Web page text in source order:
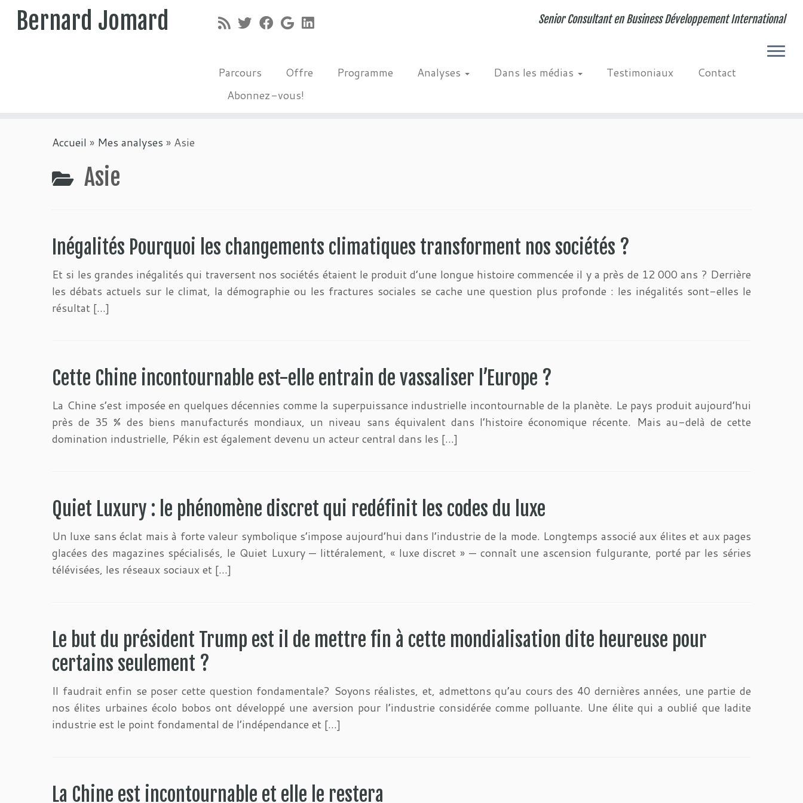
Bernard Jomard Senior Consultant en Business Développement International
Parcours Offre Programme Analyses Dans les médias Testimoniaux
Contact
Abonnez-vous!
Accueil » Mes analyses » Asie
Asie
Inégalités Pourquoi les changements climatiques transforment nos sociétés ?
Et si les grandes inégalités qui traversent nos sociétés étaient le produit d’une longue histoire commencée il y a près de 12 000 ans ? Derrière
les débats actuels sur le climat, la démographie ou les fractures sociales se cache une question plus profonde : les inégalités sont-elles le
résultat […]
Cette Chine incontournable est-elle entrain de vassaliser l’Europe ?
La Chine s’est imposée en quelques décennies comme la superpuissance industrielle incontournable de la planète. Le pays produit aujourd’hui
près de 35 % des biens manufacturés mondiaux, un niveau sans équivalent dans l’histoire économique récente. Mais au-delà de cette
domination industrielle, Pékin est également devenu un acteur central dans les […]
Quiet Luxury : le phénomène discret qui redéfinit les codes du luxe
Un luxe sans éclat mais à forte valeur symbolique s’impose aujourd’hui dans l’industrie de la mode. Longtemps associé aux élites et aux pages
glacées des magazines spécialisés, le Quiet Luxury — littéralement, « luxe discret » — connaît une ascension fulgurante, porté par les séries
télévisées, les réseaux sociaux et […]
Le but du président Trump est il de mettre fin à cette mondialisation dite heureuse pour
certains seulement ?
Il faudrait enfin se poser cette question fondamentale? Soyons réalistes, et, admettons qu’au cours des 40 dernières années, une partie de
nos élites urbaines écolo bobos ont développé une aversion pour l’industrie considérée comme polluante. Une élite qui a oublié que ladite
industrie est le point fondamental de l’indépendance et […]
La Chine est incontournable et elle le restera